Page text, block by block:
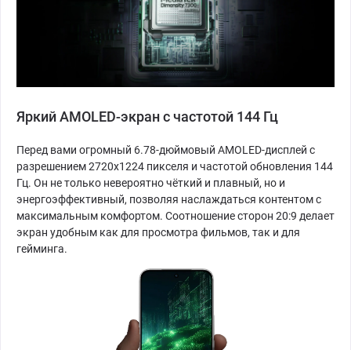
Яркий AMOLED-экран с частотой 144 Гц
Перед вами огромный 6.78-дюймовый AMOLED-дисплей с
разрешением 2720x1224 пикселя и частотой обновления 144
Гц. Он не только невероятно чёткий и плавный, но и
энергоэффективный, позволяя наслаждаться контентом с
максимальным комфортом. Соотношение сторон 20:9 делает
экран удобным как для просмотра фильмов, так и для
гейминга.